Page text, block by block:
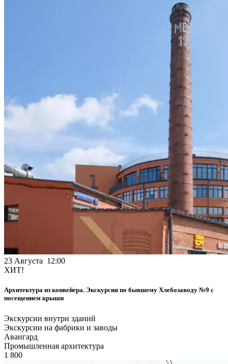
23 Августа 12:00
ХИТ!
Архитектура из конвейера. Экскурсия по бывшему Хлебозаводу №9 с
посещением крыши
Экскурсии внутри зданий
Экскурсии на фабрики и заводы
Авангард
Промышленная архитектура
1 800